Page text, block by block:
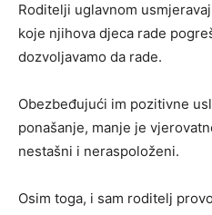
Roditelji uglavnom
koje njihova djeca rade
dozvoljavamo da rade.
Obezbeđujući im pozitivne
ponašanje, manje je
nestašni i neraspoloženi.
Osim toga, i sam roditelj